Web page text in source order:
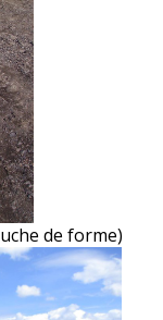
de forme)